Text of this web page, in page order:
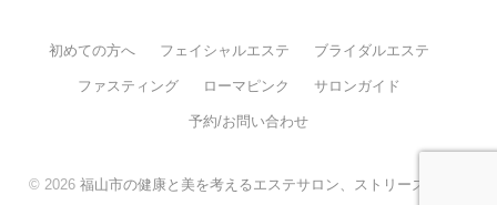
初めての方へ フェイシャルエステ ブライダルエステ
ファスティング ローマピンク サロンガイド
予約/お問い合わせ
© 2026 福山市の健康と美を考えるエステサロン、ストリーズケア。